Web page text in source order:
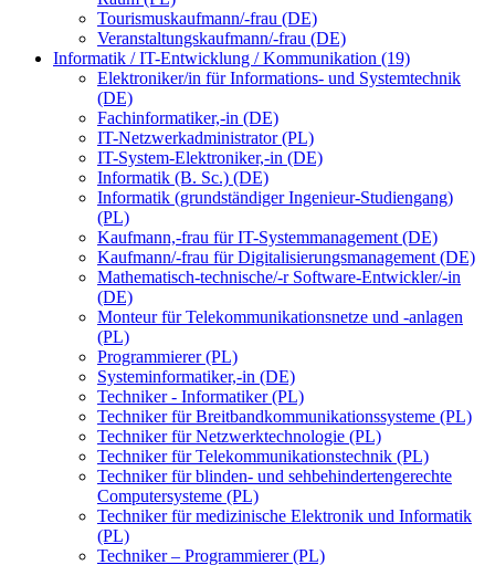
Tourismuskaufmann/-frau (DE)
Veranstaltungskaufmann/-frau (DE)
Informatik / IT-Entwicklung / Kommunikation (19)
Elektroniker/in für Informations- und Systemtechnik
(DE)
Fachinformatiker,-in (DE)
IT-Netzwerkadministrator (PL)
IT-System-Elektroniker,-in (DE)
Informatik (B. Sc.) (DE)
Informatik (grundständiger Ingenieur-Studiengang)
(PL)
Kaufmann,-frau für IT-Systemmanagement (DE)
Kaufmann/-frau für Digitalisierungsmanagement (DE)
Mathematisch-technische/-r Software-Entwickler/-in
(DE)
Monteur für Telekommunikationsnetze und -anlagen
(PL)
Programmierer (PL)
Systeminformatiker,-in (DE)
Techniker - Informatiker (PL)
Techniker für Breitbandkommunikationssysteme (PL)
Techniker für Netzwerktechnologie (PL)
Techniker für Telekommunikationstechnik (PL)
Techniker für blinden- und sehbehindertengerechte
Computersysteme (PL)
Techniker für medizinische Elektronik und Informatik
(PL)
Techniker – Programmierer (PL)